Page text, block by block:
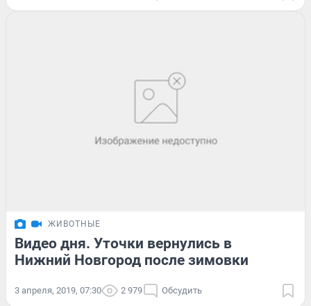
ЖИВОТНЫЕ
Видео дня. Уточки вернулись в
Нижний Новгород после зимовки
3 апреля, 2019, 07:30 2 979 Обсудить